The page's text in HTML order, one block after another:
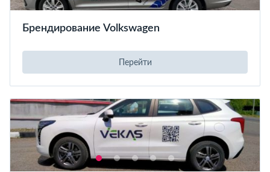
Брендирование Volkswagen
Перейти